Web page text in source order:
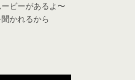
ビーがあるよ〜
かれるから